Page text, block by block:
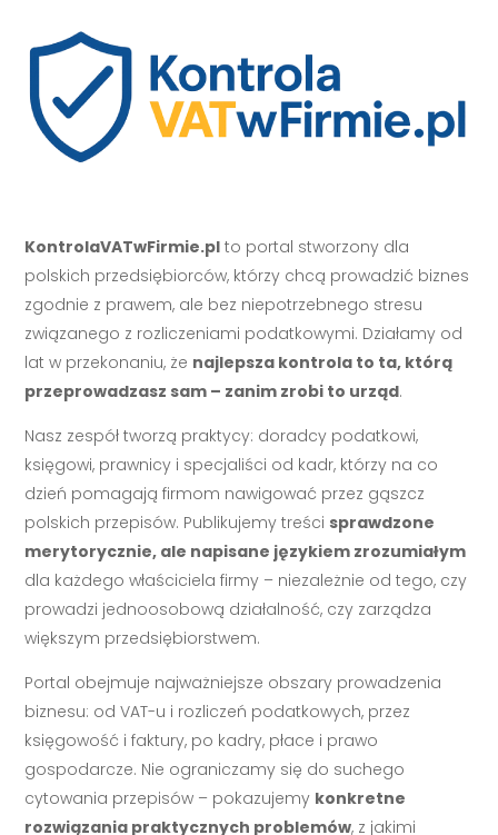
KontrolaVATwFirmie.pl to portal stworzony dla
polskich przedsiębiorców, którzy chcą prowadzić biznes
zgodnie z prawem, ale bez niepotrzebnego stresu
związanego z rozliczeniami podatkowymi. Działamy od
lat w przekonaniu, że najlepsza kontrola to ta, którą
przeprowadzasz sam – zanim zrobi to urząd.
Nasz zespół tworzą praktycy: doradcy podatkowi,
księgowi, prawnicy i specjaliści od kadr, którzy na co
dzień pomagają firmom nawigować przez gąszcz
polskich przepisów. Publikujemy treści sprawdzone
merytorycznie, ale napisane językiem zrozumiałym
dla każdego właściciela firmy – niezależnie od tego, czy
prowadzi jednoosobową działalność, czy zarządza
większym przedsiębiorstwem.
Portal obejmuje najważniejsze obszary prowadzenia
biznesu: od VAT-u i rozliczeń podatkowych, przez
księgowość i faktury, po kadry, płace i prawo
gospodarcze. Nie ograniczamy się do suchego
cytowania przepisów – pokazujemy konkretne
rozwiązania praktycznych problemów, z jakimi